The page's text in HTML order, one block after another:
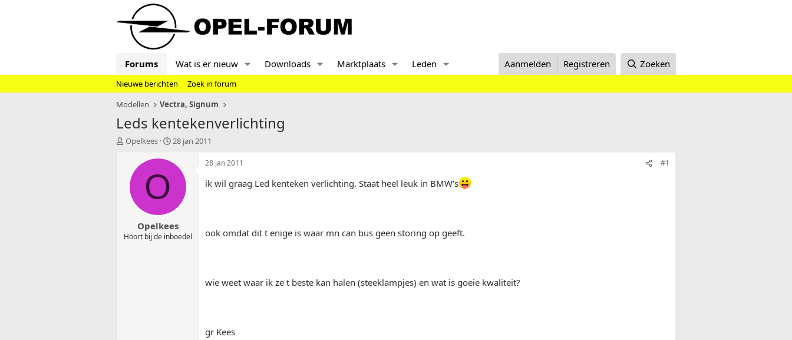
Forums Wat is er nieuw Downloads Marktplaats Leden Aanmelden Registreren Zoeken
Nieuwe berichten
Zoek in forum
Modellen
Vectra, Signum
Leds kentekenverlichting
T
t
Opelkees
S
a
t
u
m
28 jan 2011
O
Opelkees
Hoort bij de inboedel
28 jan 2011 #1
ik wil graag Led kenteken verlichting. Staat heel leuk in BMW's
ook omdat dit t enige is waar mn can bus geen storing op geeft.
wie weet waar ik ze t beste kan halen (steeklampjes) en wat is goeie kwaliteit?
gr Kees